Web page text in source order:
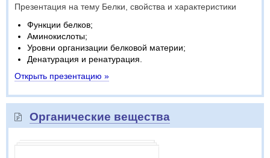
Презентация на тему Белки, свойства и характеристики
Функции белков;
Аминокислоты;
Уровни организации белковой материи;
Денатурация и ренатурация.
Открыть презентацию »
Органические вещества